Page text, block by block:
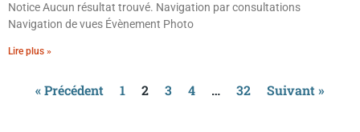
Notice Aucun résultat trouvé. Navigation par consultations
Navigation de vues Évènement Photo
Lire plus »
« Précédent 1 2 3 4 … 32 Suivant »